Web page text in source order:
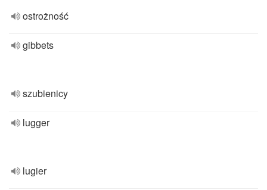
ostrożność
gibbets
szubienicy
lugger
lugier